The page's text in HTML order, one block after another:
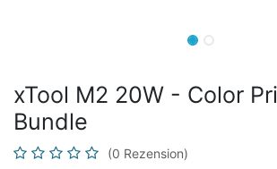
xTool M2 20W - Color
Bundle
(0 Rezension)